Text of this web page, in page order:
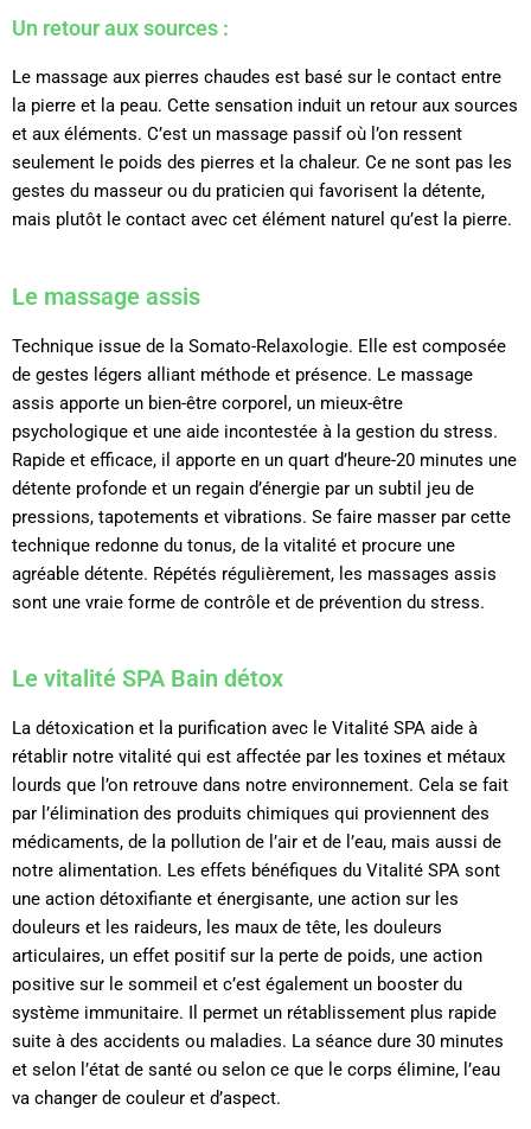
Un retour aux sources :
Le massage aux pierres chaudes est basé sur le contact entre
la pierre et la peau. Cette sensation induit un retour aux sources
et aux éléments. C’est un massage passif où l’on ressent
seulement le poids des pierres et la chaleur. Ce ne sont pas les
gestes du masseur ou du praticien qui favorisent la détente,
mais plutôt le contact avec cet élément naturel qu’est la pierre.
Le massage assis
Technique issue de la Somato-Relaxologie. Elle est composée
de gestes légers alliant méthode et présence. Le massage
assis apporte un bien-être corporel, un mieux-être
psychologique et une aide incontestée à la gestion du stress.
Rapide et efficace, il apporte en un quart d’heure-20 minutes une
détente profonde et un regain d’énergie par un subtil jeu de
pressions, tapotements et vibrations. Se faire masser par cette
technique redonne du tonus, de la vitalité et procure une
agréable détente. Répétés régulièrement, les massages assis
sont une vraie forme de contrôle et de prévention du stress.
Le vitalité SPA Bain détox
La détoxication et la purification avec le Vitalité SPA aide à
rétablir notre vitalité qui est affectée par les toxines et métaux
lourds que l’on retrouve dans notre environnement. Cela se fait
par l’élimination des produits chimiques qui proviennent des
médicaments, de la pollution de l’air et de l’eau, mais aussi de
notre alimentation. Les effets bénéfiques du Vitalité SPA sont
une action détoxifiante et énergisante, une action sur les
douleurs et les raideurs, les maux de tête, les douleurs
articulaires, un effet positif sur la perte de poids, une action
positive sur le sommeil et c’est également un booster du
système immunitaire. Il permet un rétablissement plus rapide
suite à des accidents ou maladies. La séance dure 30 minutes
et selon l’état de santé ou selon ce que le corps élimine, l’eau
va changer de couleur et d’aspect.